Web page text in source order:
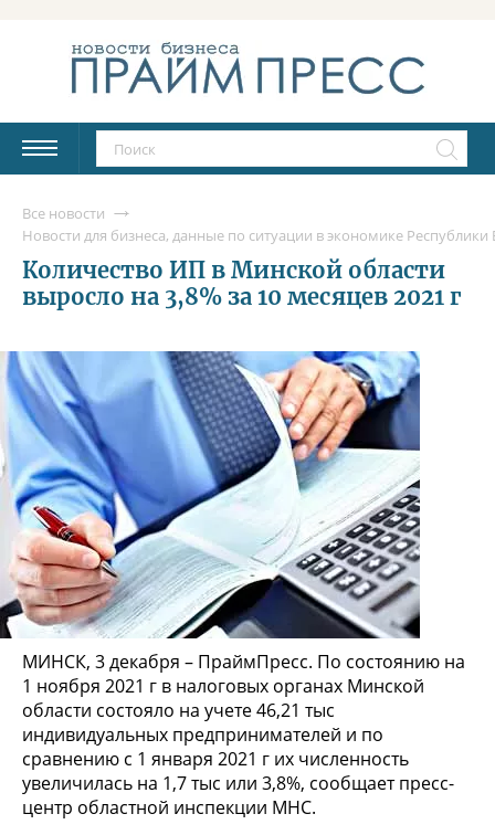
Все новости
Новости для бизнеса, данные по ситуации в экономике
Количество ИП в Минской области
выросло на 3,8% за 10 месяцев 2021 г
МИНСК, 3 декабря – ПраймПресс. По состоянию на
1 ноября 2021 г в налоговых органах Минской
области состояло на учете 46,21 тыс
индивидуальных предпринимателей и по
сравнению с 1 января 2021 г их численность
увеличилась на 1,7 тыс или 3,8%, сообщает пресс-
центр областной инспекции МНС.